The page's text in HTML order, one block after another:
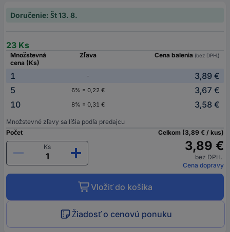
Doručenie: Št 13. 8.
23 Ks
Množstevná
cena (Ks)
Zľava Cena balenia (bez DPH.)
1 -
3,89 €
5
6% = 0,22 €
3,67 €
10
8% = 0,31 € 3,58 €
Množstevné zľavy sa líšia podľa predajcu
Počet
Ks
Celkom (3,89 € / kus)
3,89 €
bez DPH.
Cena dopravy
Vložiť do košíka
Žiadosť o cenovú ponuku